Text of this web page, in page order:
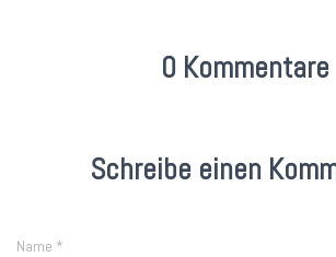
0 Kommentare
Schreibe einen
Name *